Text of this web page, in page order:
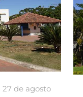
27 de agosto